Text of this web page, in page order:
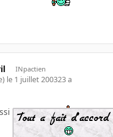
INpactien
le 1 juillet 200323 a